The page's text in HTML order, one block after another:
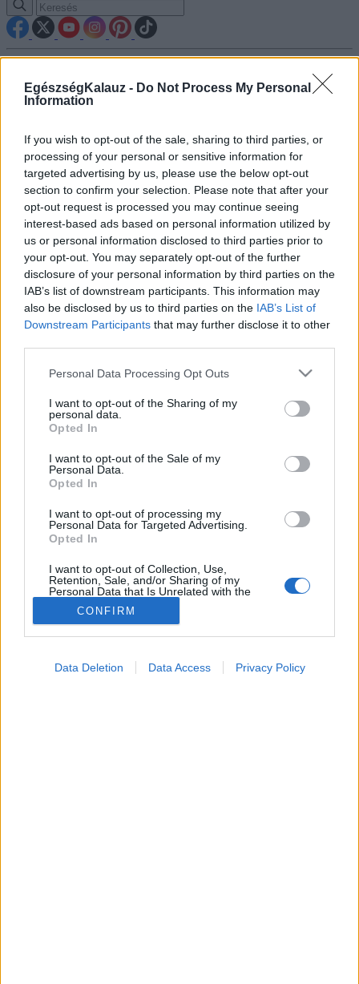
EgészségKalauz - Do Not Process My Personal
Information
If you wish to opt-out of the sale, sharing to third parties, or
processing of your personal or sensitive information for
targeted advertising by us, please use the below opt-out
section to confirm your selection. Please note that after your
opt-out request is processed you may continue seeing
interest-based ads based on personal information utilized by
us or personal information disclosed to third parties prior to
your opt-out. You may separately opt-out of the further
disclosure of your personal information by third parties on the
IAB’s list of downstream participants. This information may
also be disclosed by us to third parties on the IAB’s List of
Downstream Participants that may further disclose it to other
Please note that this website/app uses one or more Google
not limited to your visit or usage behaviour. You may click to
grant or deny consent to Google and its third-party tags to
use your data for below specified purposes in below Google
consent section.
Personal Data Processing Opt Outs
I want to opt-out of the Sharing of my
personal data.
Opted In
I want to opt-out of the Sale of my
Personal Data.
Opted In
I want to opt-out of processing my
Personal Data for Targeted Advertising.
Opted In
I want to opt-out of Collection, Use,
Retention, Sale, and/or Sharing of my
Personal Data that Is Unrelated with the
Purposes for which it was collected.
Opted Out
CONFIRM
Data Deletion Data Access Privacy Policy
Tünet
Vizsgálat
Életmódváltás
Kutatás
Prevenció
Hírek
Videók
Kisállatok egészsége
#allergia #influenza
#cukorbetegség
#orvosmeteorológia #vérnyomás #stroke
#rákbetegség
#pajzsmirigy #reflux#ekcéma#herpesz
Regisztráció
Alvás